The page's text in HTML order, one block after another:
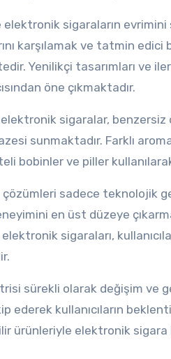
sigaraların
karşılamak ve tatmin
Yenilikçi tasarımları ve
öne çıkmaktadır.
sigaralar, benzersiz
sunmaktadır. Farklı
bobinler ve piller
sadece teknolojik
en üst düzeye
sigaraları,
sürekli olarak değişim ve
ederek kullanıcıların
ürünleriyle elektronik sigara